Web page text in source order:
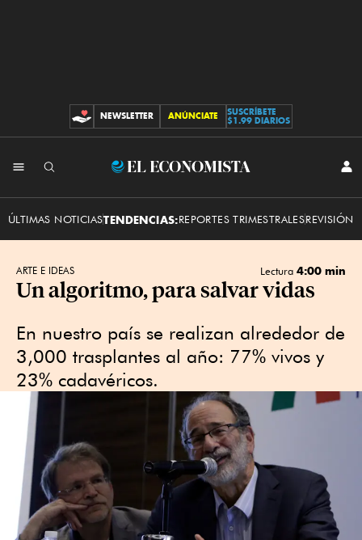
CONTRIBUCIONES
NEWSLETTER ANÚNCIATE
SUSCRÍBETE
$1.99 DIARIOS
El
ÚLTIMAS NOTICIASTENDENCIAS:REPORTES TRIMESTRALESREVISIÓN
ARTE E IDEAS Lectura 4:00 min
Un algoritmo, para salvar vidas
En nuestro país se realizan alrededor de
3,000 trasplantes al año: 77% vivos y
23% cadavéricos.